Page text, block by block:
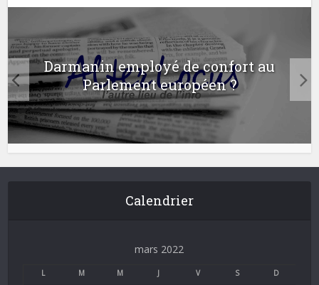
Darmanin employé de confort au
Parlement européen ?
Calendrier
mars 2022
L M M J V S D